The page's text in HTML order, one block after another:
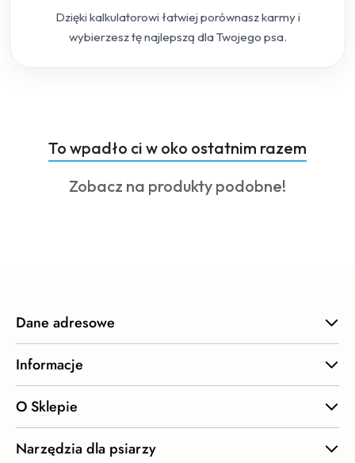
Dzięki kalkulatorowi łatwiej porównasz karmy i
wybierzesz tę najlepszą dla Twojego psa.
Pomiń karuzelę produktów
Produkty
o
statusie:
To wpadło ci w oko ostatnim razem
Produkty
Zobacz na produkty podobne!
Dane adresowe
Informacje
O Sklepie
Narzędzia dla psiarzy